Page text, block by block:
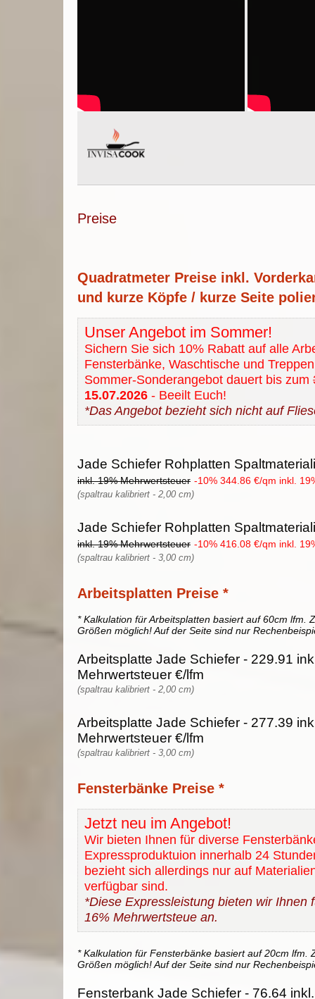
Preise
Quadratmeter Preise inkl.
und kurze Köpfe / kurze Seite
Unser Angebot im Sommer!
Sichern Sie sich 10% Rabatt auf alle
Fensterbänke, Waschtische und
Sommer-Sonderangebot dauert bis zum
15.07.2026 - Beeilt Euch!
*Das Angebot bezieht sich nicht auf
Jade Schiefer Rohplatten
inkl. 19% Mehrwertsteuer -10% 344.86 €/qm inkl.
(spaltrau kalibriert - 2,00 cm)
Jade Schiefer Rohplatten
inkl. 19% Mehrwertsteuer -10% 416.08 €/qm inkl.
(spaltrau kalibriert - 3,00 cm)
Arbeitsplatten Preise *
* Kalkulation für Arbeitsplatten basiert auf 60cm lfm.
Größen möglich! Auf der Seite sind nur
Arbeitsplatte Jade Schiefer - 229.91
Mehrwertsteuer €/lfm
(spaltrau kalibriert - 2,00 cm)
Arbeitsplatte Jade Schiefer - 277.39
Mehrwertsteuer €/lfm
(spaltrau kalibriert - 3,00 cm)
Fensterbänke Preise *
Jetzt neu im Angebot!
Wir bieten Ihnen für diverse
Expressproduktuion innerhalb 24
bezieht sich allerdings nur auf
verfügbar sind.
*Diese Expressleistung bieten wir Ihnen
16% Mehrwertsteue an.
* Kalkulation für Fensterbänke basiert auf 20cm lfm.
Größen möglich! Auf der Seite sind nur
Fensterbank Jade Schiefer - 76.64